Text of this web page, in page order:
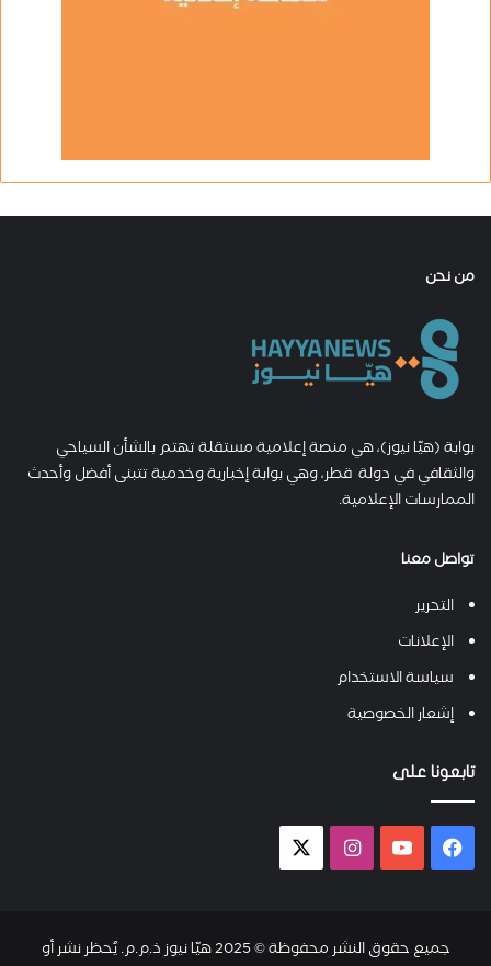
من نحن
بوابة (هيّا نيوز)، هي منصة إعلامية مستقلة تهتم بالشأن السياحي
والثقافي في دولة قطر، وهي بوابة إخبارية وخدمية تتبنى أفضل وأحدث
الممارسات الإعلامية.
تواصل معنا
التحرير
الإعلانات
سياسة الاستخدام
إشعار الخصوصية
تابعونا على
فيسبوك يوتيوب انستقرام
جميع حقوق النشر محفوظة © 2025 هيّا نيوز ذ.م.م. يُحظر نشر أو